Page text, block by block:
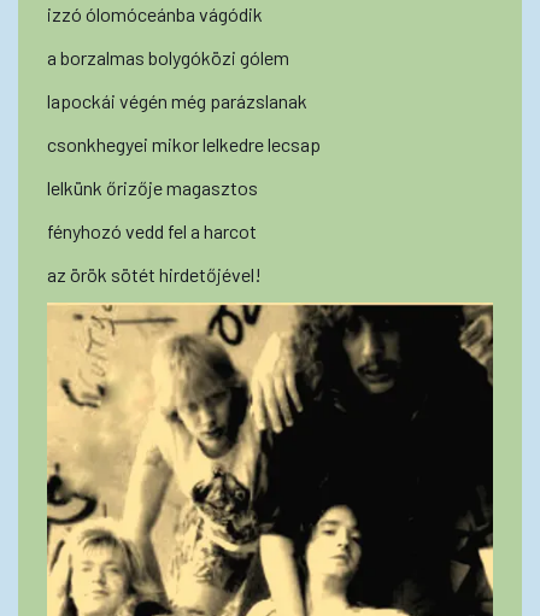
izzó ólomóceánba vágódik
a borzalmas bolygóközi gólem
lapockái végén még parázslanak
csonkhegyei mikor lelkedre lecsap
lelkünk őrizője magasztos
fényhozó vedd fel a harcot
az örök sötét hirdetőjével!